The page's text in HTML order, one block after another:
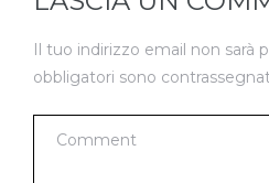
Il tuo indirizzo email non sarà
obbligatori sono